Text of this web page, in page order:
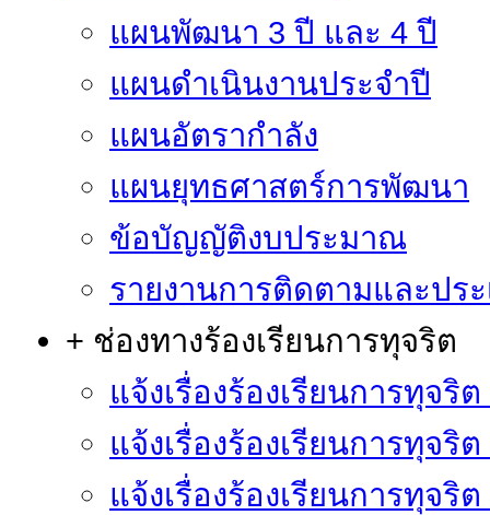
แผนพัฒนา 3 ปี และ 4 ปี
แผนดำเนินงานประจำปี
แผนอัตรากำลัง
แผนยุทธศาสตร์การพัฒนา
ข้อบัญญัติงบประมาณ
รายงานการติดตามและปร
+ ช่องทางร้องเรียนการทุจริต
แจ้งเรื่องร้องเรียนการทุจริ
แจ้งเรื่องร้องเรียนการทุจริ
แจ้งเรื่องร้องเรียนการทุจริ